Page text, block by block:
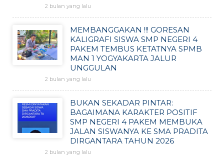
2 bulan yang lalu
MEMBANGGAKAN !!! GORESAN
KALIGRAFI SISWA SMP NEGERI 4
PAKEM TEMBUS KETATNYA SPMB
MAN 1 YOGYAKARTA JALUR
UNGGULAN
2 bulan yang lalu
BUKAN SEKADAR PINTAR:
BAGAIMANA KARAKTER POSITIF
SMP NEGERI 4 PAKEM MEMBUKA
JALAN SISWANYA KE SMA PRADITA
DIRGANTARA TAHUN 2026
2 bulan yang lalu